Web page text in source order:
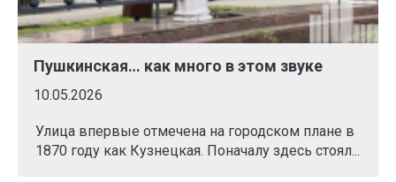
Пушкинская… как много в этом звуке
10.05.2026
Улица впервые отмечена на городском плане в
1870 году как Кузнецкая. Поначалу здесь стоял...